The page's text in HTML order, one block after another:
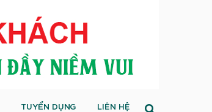
TUYỂN DỤNG LIÊN HỆ